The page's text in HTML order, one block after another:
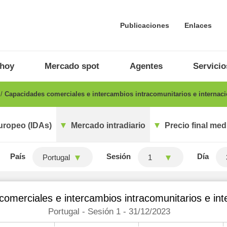
Publicaciones Enlaces
Mercado spot Agentes
Capacidades comerciales e intercambios intracomunitarios e
(IDAs) Mercado intradiario Precio final
País Portugal Sesión 1 Día
e intercambios intracomunitarios e
Portugal - Sesión 1 - 31/12/2023